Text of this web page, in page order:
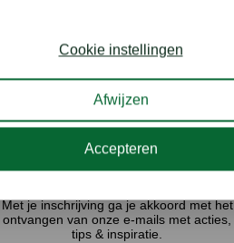
PERSOONLIJK EN SNEL CONTACT
via diverse kanalen
Cookie instellingen
Afwijzen
Accepteren
Ik doe graag mee!
Met je inschrijving ga je akkoord met het
ontvangen van onze e-mails met acties,
tips & inspiratie.